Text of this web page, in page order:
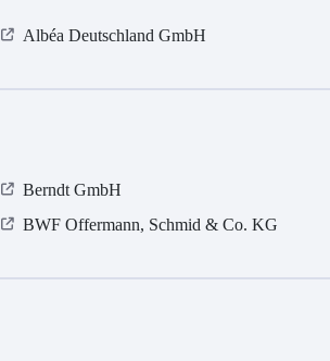
Albéa Deutschland GmbH
Berndt GmbH
BWF Offermann, Schmid & Co. KG